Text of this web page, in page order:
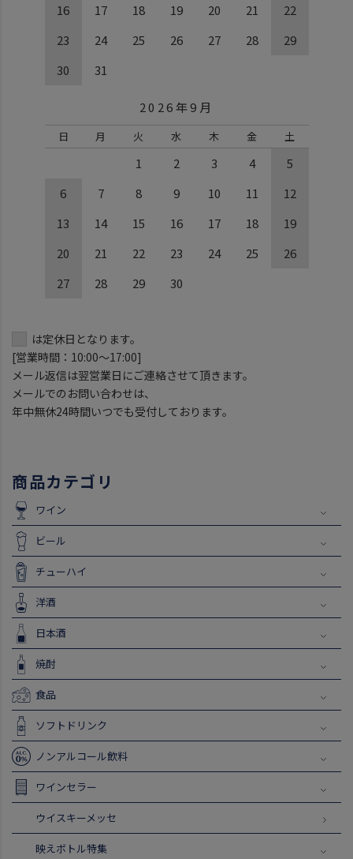
16
17 18 19 20 21
22
23
24 25 26 27 28
29
30
31
2026年9月
日 月 火 水 木 金 土
1 2 3 4
5
6
7 8 9 10 11
12
13
14 15 16 17 18
19
20
21 22 23 24 25
26
27
28 29 30
は定休日となります。
[営業時間：10:00～17:00]
メール返信は翌営業日にご連絡させて頂きます。
メールでのお問い合わせは、
年中無休24時間いつでも受付しております。
商品カテゴリ
ワイン
ビール
チューハイ
洋酒
日本酒
焼酎
食品
ソフトドリンク
ノンアルコール飲料
ワインセラー
ウイスキーメッセ
映えボトル特集